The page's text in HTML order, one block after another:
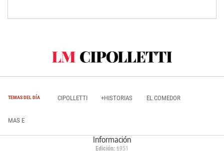
TEMAS DEL DÍA CIPOLLETTI +HISTORIAS EL COMEDOR
MAS E
Información
Edición: 6951